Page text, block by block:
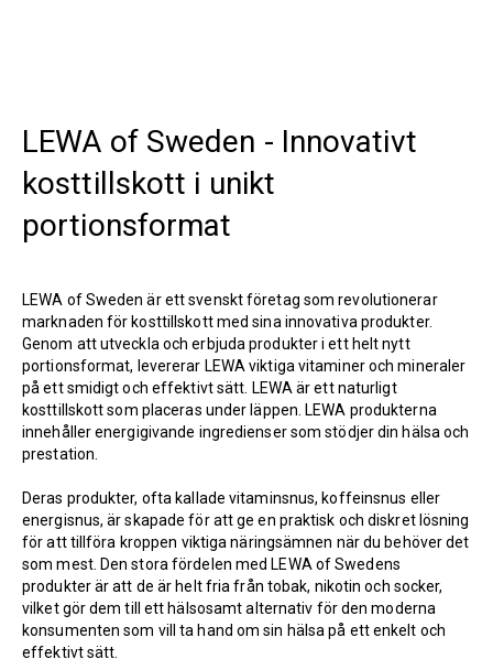
LEWA of Sweden - Innovativt
kosttillskott i unikt
portionsformat
LEWA of Sweden är ett svenskt företag som revolutionerar
marknaden för kosttillskott med sina innovativa produkter.
Genom att utveckla och erbjuda produkter i ett helt nytt
portionsformat, levererar LEWA viktiga vitaminer och mineraler
på ett smidigt och effektivt sätt. LEWA är ett naturligt
kosttillskott som placeras under läppen. LEWA produkterna
innehåller energigivande ingredienser som stödjer din hälsa och
prestation.
Deras produkter, ofta kallade vitaminsnus, koffeinsnus eller
energisnus, är skapade för att ge en praktisk och diskret lösning
för att tillföra kroppen viktiga näringsämnen när du behöver det
som mest. Den stora fördelen med LEWA of Swedens
produkter är att de är helt fria från tobak, nikotin och socker,
vilket gör dem till ett hälsosamt alternativ för den moderna
konsumenten som vill ta hand om sin hälsa på ett enkelt och
effektivt sätt.